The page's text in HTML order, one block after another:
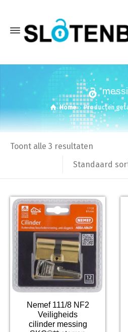
Home Producten
Toont alle 3 resultaten
Standaard
Nemef 111/8 NF2
Veiligheids
cilinder messing